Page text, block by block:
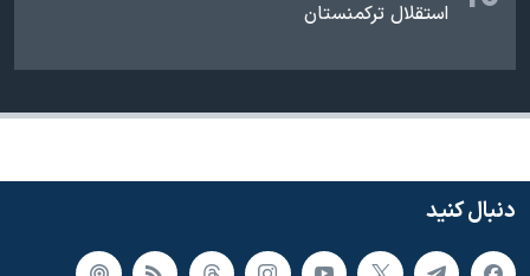
استقلال ترکمنستان
دنبال کنید